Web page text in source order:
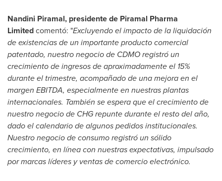
Nandini Piramal, presidente de Piramal Pharma
Limitedcomentó: "Excluyendo el impacto de la liquidación
de existencias de un importante producto comercial
patentado, nuestro negocio de CDMO registró un
crecimiento de ingresos de aproximadamente el 15%
durante el trimestre, acompañado de una mejora en el
margen EBITDA, especialmente en nuestras plantas
internacionales. También se espera que el crecimiento de
nuestro negocio de CHG repunte durante el resto del año,
dado el calendario de algunos pedidos institucionales.
Nuestro negocio de consumo registró un sólido
crecimiento, en línea con nuestras expectativas, impulsado
por marcas líderes y ventas de comercio electrónico.